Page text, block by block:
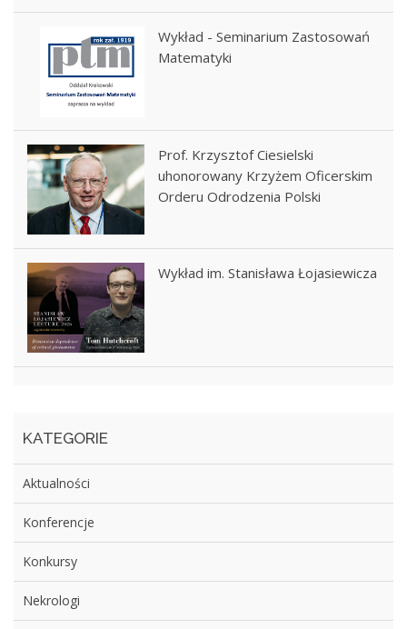
Wykład - Seminarium Zastosowań
Matematyki
Prof. Krzysztof Ciesielski
uhonorowany Krzyżem Oficerskim
Orderu Odrodzenia Polski
Wykład im. Stanisława Łojasiewicza
KATEGORIE
Aktualności
Konferencje
Konkursy
Nekrologi